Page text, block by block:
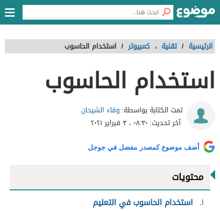
الرئيسية / تقنية ، كمبيوتر / استخدام الحاسوب
استخدام الحاسوب
تمت الكتابة بواسطة: وفاء الشيحان
آخر تحديث: ٠٨:٣٠ ، ٣ فبراير ٢٠٢١
أضف موضوع كمصدر مفضل في جوجل
محتويات
١
استخدام الحاسوب في التعليم